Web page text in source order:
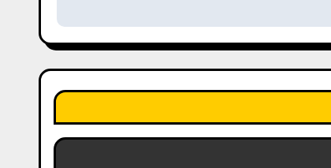
v
e
g
a